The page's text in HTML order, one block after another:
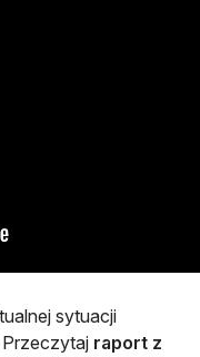
sytuacji
raport z